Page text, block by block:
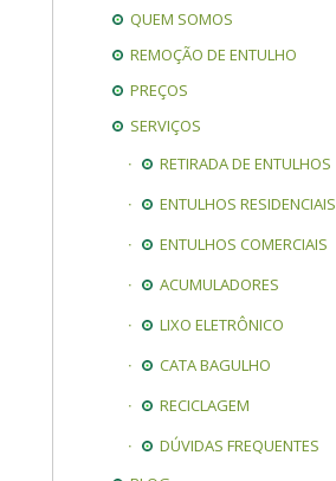
QUEM SOMOS
REMOÇÃO DE ENTULHO
PREÇOS
SERVIÇOS
RETIRADA DE ENTULHOS
ENTULHOS RESIDENCIAIS
ENTULHOS COMERCIAIS
ACUMULADORES
LIXO ELETRÔNICO
CATA BAGULHO
RECICLAGEM
DÚVIDAS FREQUENTES